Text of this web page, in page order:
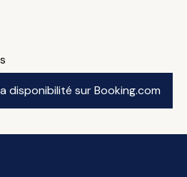
disponibilité sur Booking.com